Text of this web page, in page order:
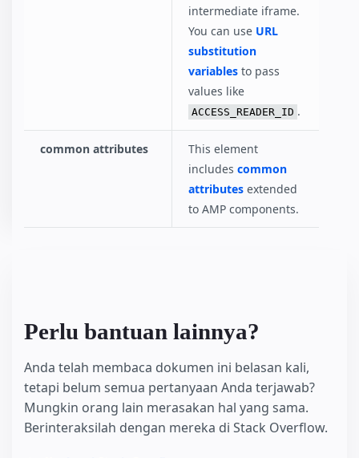
intermediate iframe.
You can use URL
substitution
variables to pass
values like
ACCESS_READER_ID .
common attributes
This element
includes common
attributes extended
to AMP components.
Perlu bantuan lainnya?
Anda telah membaca dokumen ini belasan kali,
tetapi belum semua pertanyaan Anda terjawab?
Mungkin orang lain merasakan hal yang sama.
Berinteraksilah dengan mereka di Stack Overflow.